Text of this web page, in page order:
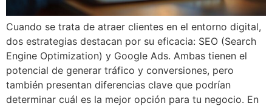
Cuando se trata de atraer clientes en el entorno digital,
dos estrategias destacan por su eficacia: SEO (Search
Engine Optimization) y Google Ads. Ambas tienen el
potencial de generar tráfico y conversiones, pero
también presentan diferencias clave que podrían
determinar cuál es la mejor opción para tu negocio. En